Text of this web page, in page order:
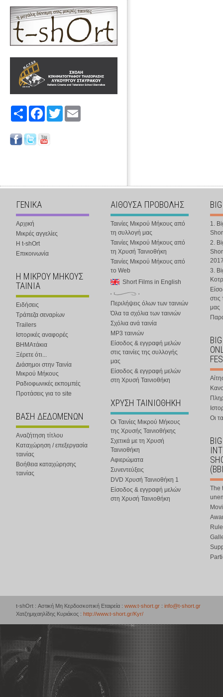
Share FacebookTwitter
ΓΕΝΙΚΑ
Αρχική
Μικρές αγγελίες
Η t-shOrt
Επικοινωνία
Η ΜΙΚΡΟΥ ΜΗΚΟΥΣ
ΤΑΙΝΙΑ
Ειδήσεις
Τράπεζα σεναρίων
Trailers
Ιστορικές αναφορές
ΒΗΜΑτάκια
Ξέρετε ότι...
Διάσημοι στην Ταινία
Μικρού Μήκους
Ραδιοφωνικές εκπομπές
Προτάσεις για το site
ΒΑΣΗ ΔΕΔΟΜΕΝΩΝ
Αναζήτηση τίτλου
Καταχώρηση / επεξεργασία
ταινίας
Βοήθεια καταχώρησης
ταινίας
ΑΙΘΟΥΣΑ ΠΡΟΒΟΛΗΣ
Ταινίες Μικρού Μήκους από
τη συλλογή μας
Ταινίες Μικρού Μήκους από
τη Χρυσή Ταινιοθήκη
Ταινίες Μικρού Μήκους από
το Web
Short Films in English
Περιλήψεις όλων των ταινιών
Όλα τα σχόλια των ταινιών
Σχόλια ανά ταινία
MP3 ταινιών
Είσοδος & εγγραφή μελών
στις ταινίες της συλλογής
μας
Είσοδος & εγγραφή μελών
στη Χρυσή Ταινιοθήκη
ΧΡΥΣΗ ΤΑΙΝΙΟΘΗΚΗ
Οι Ταινίες Μικρού Μήκους
της Χρυσής Ταινιοθήκης
Σχετικά με τη Χρυσή
Ταινιοθήκη
Αφιερώματα
Συνεντεύξεις
DVD Χρυσή Ταινιοθήκη 1
Είσοδος & εγγραφή μελών
στη Χρυσή Ταινιοθήκη
1.
2.
3.
στις
μας
Οι
The
t-shOrt : Αστική Μη Κερδοσκοπική Εταιρεία : www.t-short.gr : info@t-short.gr
Χατζημιχαηλίδης Κυριάκος : http://www.t-short.gr/Kyr/